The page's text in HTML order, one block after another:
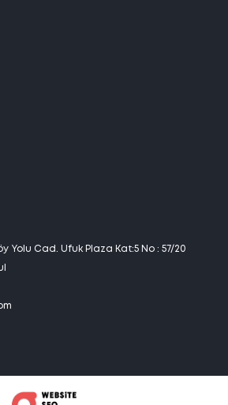
Yolu Cad. Ufuk Plaza Kat:5 No : 57/20